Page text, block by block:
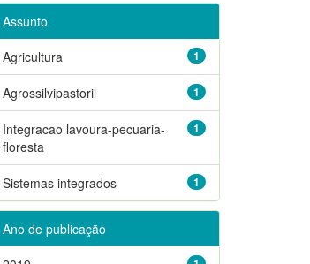
Assunto
1
Agricultura
1
Agrossilvipastoril
1
Integracao lavoura-pecuaria-
floresta
1
Sistemas integrados
Ano de publicação